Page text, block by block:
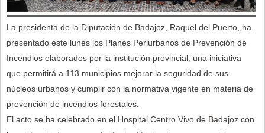
La presidenta de la Diputación de Badajoz, Raquel del Puerto, ha
presentado este lunes los Planes Periurbanos de Prevención de
Incendios elaborados por la institución provincial, una iniciativa
que permitirá a 113 municipios mejorar la seguridad de sus
núcleos urbanos y cumplir con la normativa vigente en materia de
prevención de incendios forestales.
El acto se ha celebrado en el Hospital Centro Vivo de Badajoz con